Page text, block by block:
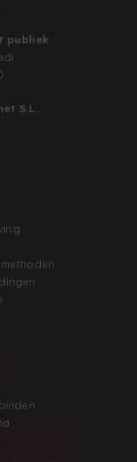
publiek
S.L.